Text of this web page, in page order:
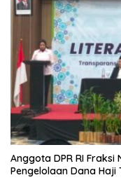
Anggota DPR RI Fraksi
Pengelolaan Dana Haji